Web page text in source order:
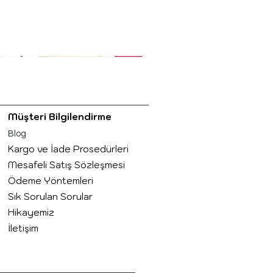
Kupa
İndirimli Fiyat
₺249,00
Hızlı Bakış
Kendi Kupanı Tasarla
Normal Fiyatİndirimli Fiyat Baskılı Kupa Elif
Normal Fiyat
₺249,00
Müşteri Bilgilendirme
Blog
Kargo ve İade Prosedürleri
Mesafeli Satış Sözleşmesi
Ödeme Yöntemleri
Sık Sorulan Sorular
Hikayemiz
İletişim